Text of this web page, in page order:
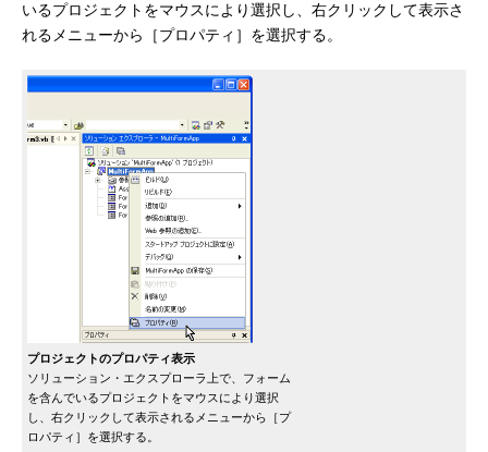
いるプロジェクトをマウスにより選択し、右クリックして表示さ
れるメニューから［プロパティ］を選択する。
プロジェクトのプロパティ表示
ソリューション・エクスプローラ上で、フォーム
を含んでいるプロジェクトをマウスにより選択
し、右クリックして表示されるメニューから［プ
ロパティ］を選択する。